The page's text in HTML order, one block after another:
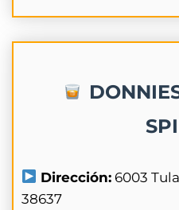
Dirección: 6003
38637